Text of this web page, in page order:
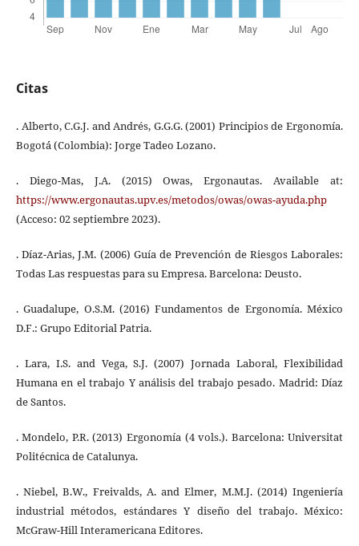
Citas
. Alberto, C.G.J. and Andrés, G.G.G. (2001) Principios de Ergonomía.
Bogotá́ (Colombia): Jorge Tadeo Lozano.
. Diego-Mas, J.A. (2015) Owas, Ergonautas. Available at:
https://www.ergonautas.upv.es/metodos/owas/owas-ayuda.php
(Acceso: 02 septiembre 2023).
. Díaz-Arias, J.M. (2006) Guía de Prevención de Riesgos Laborales:
Todas Las respuestas para su Empresa. Barcelona: Deusto.
. Guadalupe, O.S.M. (2016) Fundamentos de Ergonomía. México
D.F.: Grupo Editorial Patria.
. Lara, I.S. and Vega, S.J. (2007) Jornada Laboral, Flexibilidad
Humana en el trabajo Y análisis del trabajo pesado. Madrid: Díaz
de Santos.
. Mondelo, P.R. (2013) Ergonomía (4 vols.). Barcelona: Universitat
Politécnica de Catalunya.
. Niebel, B.W., Freivalds, A. and Elmer, M.M.J. (2014) Ingeniería
industrial métodos, estándares Y diseño del trabajo. México:
McGraw-Hill Interamericana Editores.